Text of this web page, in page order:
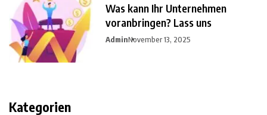
Was kann Ihr Unternehmen
voranbringen? Lass uns
AdminNovember 13, 2025
Kategorien